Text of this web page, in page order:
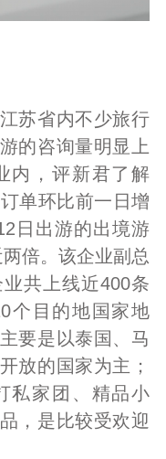
苏省内不少旅行
的咨询量明显上
内，评新君了解
单环比前一日增
日出游的出境游
倍。该企业副总
共上线近400条
个目的地国家地
要是以泰国、马
放的国家为主；
私家团、精品小
，是比较受欢迎